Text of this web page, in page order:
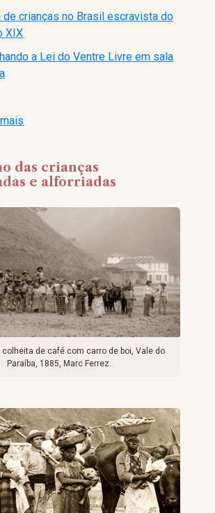
de crianças no Brasil escravista do
XIX
a Lei do Ventre Livre em sala
das crianças
e alforriadas
colheita de café com carro de boi, Vale do
Paraíba, 1885, Marc Ferrez.